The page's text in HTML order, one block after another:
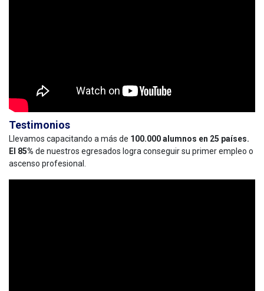
Testimonios
Llevamos capacitando a más de 100.000 alumnos en 25 países.
El 85% de nuestros egresados logra conseguir su primer empleo o
ascenso profesional.